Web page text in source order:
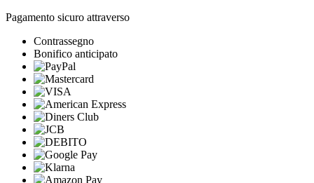
Pagamento sicuro attraverso
Contrassegno
Bonifico anticipato